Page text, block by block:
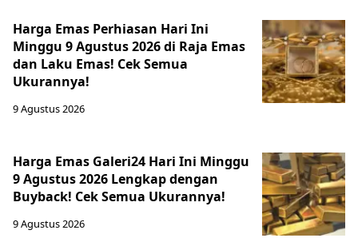
Harga Emas Perhiasan Hari Ini
Minggu 9 Agustus 2026 di Raja Emas
dan Laku Emas! Cek Semua
Ukurannya!
9 Agustus 2026
Harga Emas Galeri24 Hari Ini Minggu
9 Agustus 2026 Lengkap dengan
Buyback! Cek Semua Ukurannya!
9 Agustus 2026